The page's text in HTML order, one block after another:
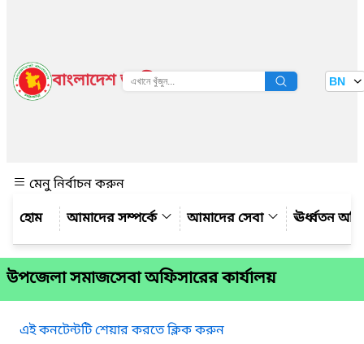
বাংলাদেশ জাতীয় তথ্য বাতায়ন BN
মেনু নির্বাচন করুন
আমাদের সম্পর্কে
আমাদের সেবা ঊর্ধ্বতন
উপজেলা সমাজসেবা অফিসারের কার্যালয়
এই কনটেন্টটি শেয়ার করতে ক্লিক করুন